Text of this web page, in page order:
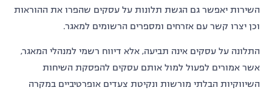
השירות יאפשר גם הגשת תלונות על עסקים שהפרו את ההוראות
וכן יצרו קשר עם אזרחים ומספרים הרשומים למאגר.
התלונה על עסקים אינה תביעה, אלא דיווח רשמי למנהלי המאגר,
אשר אמורים לפעול למול אותם עסקים להפסקת השיחות
השיווקיות הבלתי מורשות ונקיטת צעדים אופרטיביים במקרה